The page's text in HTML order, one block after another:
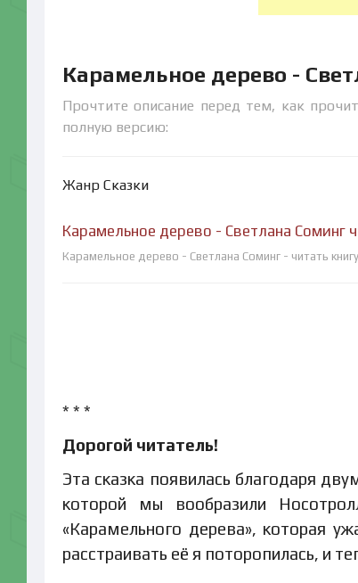
Карамельное дерево -
Прочтите описание перед тем, как
полную версию:
Жанр Сказки
Карамельное дерево - Светлана Соминг
Карамельное дерево - Светлана Соминг - читать
* * *
Дорогой читатель!
Эта сказка появилась благодаря
которой мы вообразили
«Карамельного дерева», которая
расстраивать её я поторопилась, и